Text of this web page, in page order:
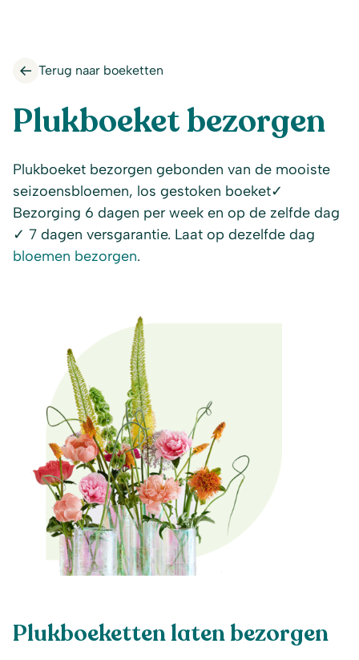
Terug naar boeketten
Plukboeket bezorgen
Plukboeket bezorgen gebonden van de mooiste
seizoensbloemen, los gestoken boeket✓
Bezorging 6 dagen per week en op de zelfde dag
✓ 7 dagen versgarantie. Laat op dezelfde dag
bloemen bezorgen.
Plukboeketten laten bezorgen